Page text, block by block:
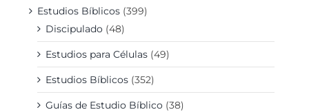
Estudios Bíblicos (399)
Discipulado (48)
Estudios para Células (49)
Estudios Bíblicos (352)
Guías de Estudio Bíblico (38)